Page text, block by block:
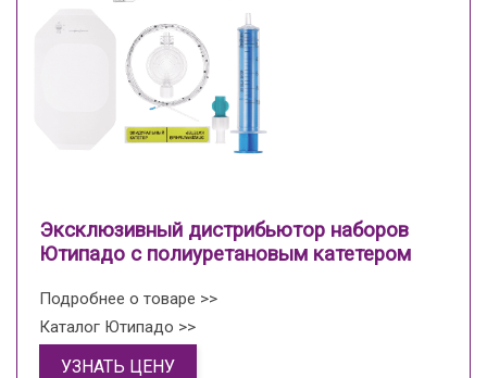
Эксклюзивный дистрибьютор наборов
Ютипадо с полиуретановым катетером
Подробнее о товаре >>
Каталог Ютипадо >>
УЗНАТЬ ЦЕНУ